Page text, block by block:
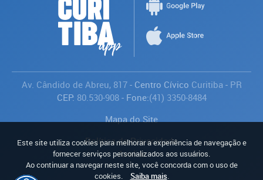
Av. Cândido de Abreu, 817- Centro Cívico Curitiba - PR
CEP: 80.530-908- Fone:(41) 3350-8484
Mapa do Site
Política de Privacidade
Avaliar
Este site utiliza cookies para melhorar a experiência de navegação e
fornecer serviços personalizados aos usuários.
Ao continuar a navegar neste site, você concorda com o uso de
cookies.
Saiba mais.